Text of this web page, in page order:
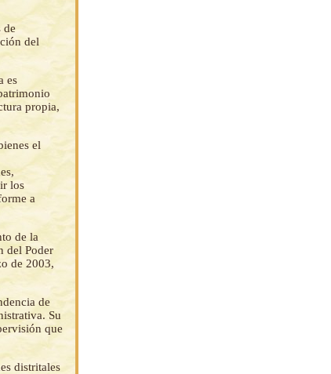
de
del
es
propia,
el
los
a
de la
del Poder
de 2003,
de
Su
que
distritales